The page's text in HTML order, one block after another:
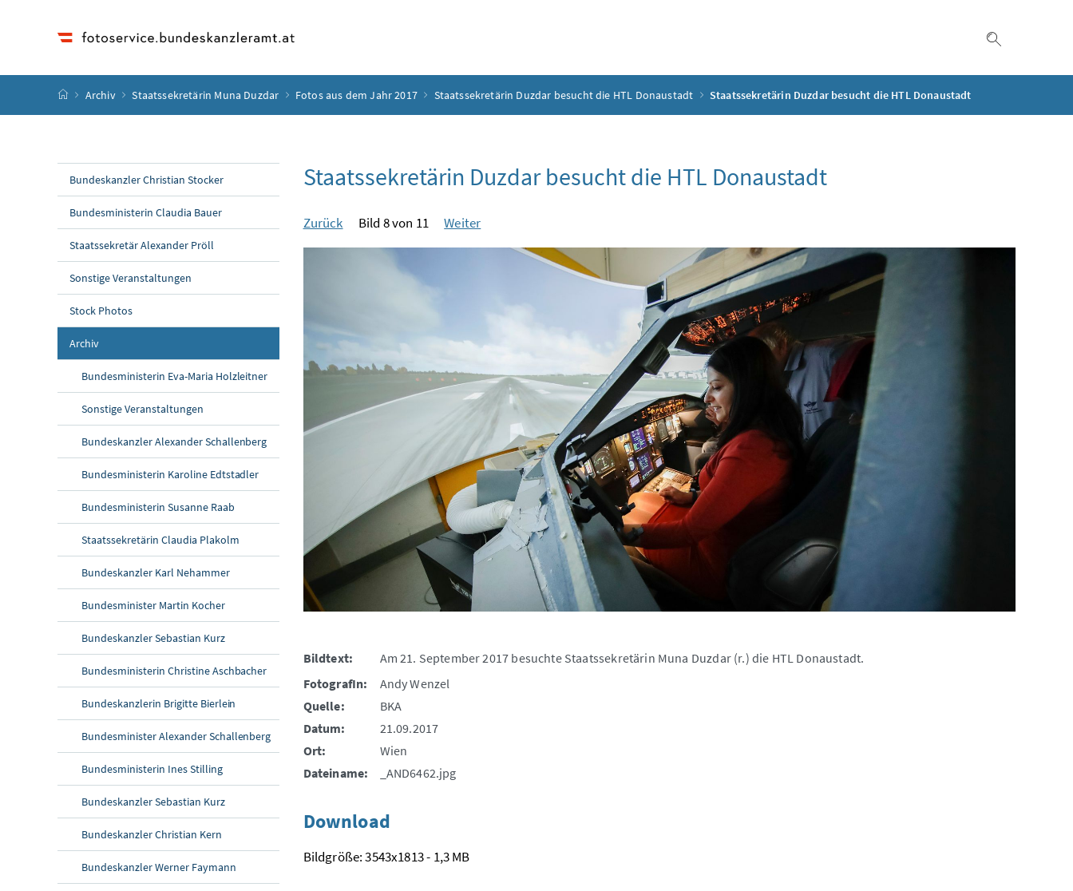
Startseite
Archiv Staatssekretärin Muna Duzdar Fotos aus dem Jahr 2017 Staatssekretärin Duzdar besucht die HTL Donaustadt Staatssekretärin Duzdar besucht die HTL Donaustadt
Bundeskanzler Christian Stocker
Bundesministerin Claudia Bauer
Staatssekretär Alexander Pröll
Sonstige Veranstaltungen
Stock Photos
Archiv
Bundesministerin Eva-Maria Holzleitner
Sonstige Veranstaltungen
Bundeskanzler Alexander Schallenberg
Bundesministerin Karoline Edtstadler
Bundesministerin Susanne Raab
Staatssekretärin Claudia Plakolm
Bundeskanzler Karl Nehammer
Bundesminister Martin Kocher
Bundeskanzler Sebastian Kurz
Bundesministerin Christine Aschbacher
Bundeskanzlerin Brigitte Bierlein
Bundesminister Alexander Schallenberg
Bundesministerin Ines Stilling
Bundeskanzler Sebastian Kurz
Bundeskanzler Christian Kern
Bundeskanzler Werner Faymann
Staatssekretärin Duzdar besucht die HTL Donaustadt
Zurück Bild 8 von 11 Weiter
Bildtext:
Am 21. September 2017 besuchte Staatssekretärin Muna Duzdar (r.) die HTL Donaustadt.
FotografIn:
Andy Wenzel
Quelle:
BKA
Datum:
21.09.2017
Ort:
Wien
Dateiname:
_AND6462.jpg
Download
Bildgröße: 3543x1813 - 1,3 MB